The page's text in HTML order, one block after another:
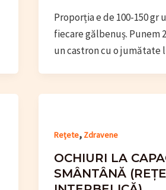
Proporția e de 100-150
fiecare gălbenuș. Punem
un castron cu o jumătate
Rețete, Zdravene
OCHIURI LA
SMÂNTÂNĂ